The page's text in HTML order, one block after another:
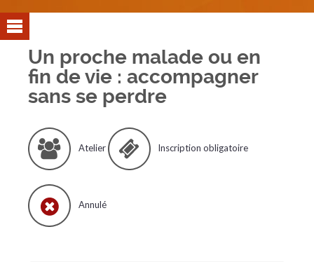
Un proche malade ou en
fin de vie : accompagner
sans se perdre
Atelier Inscription obligatoire
Annulé